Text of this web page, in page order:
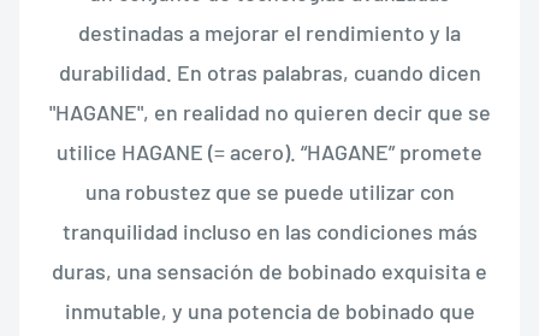
destinadas a mejorar el rendimiento y la
durabilidad. En otras palabras, cuando dicen
"HAGANE", en realidad no quieren decir que se
utilice HAGANE (= acero). “HAGANE” promete
una robustez que se puede utilizar con
tranquilidad incluso en las condiciones más
duras, una sensación de bobinado exquisita e
inmutable, y una potencia de bobinado que